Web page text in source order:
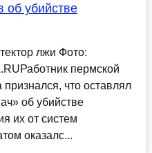
об убийстве
лжи Фото:
пермской
что оставлял
об убийстве
их от систем
оказалс...